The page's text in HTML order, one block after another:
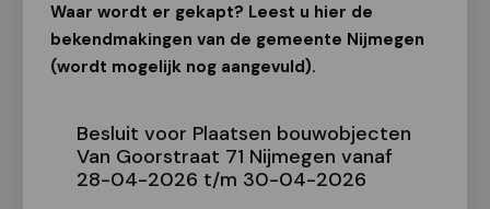
Waar wordt er gekapt? Leest u hier de
bekendmakingen van de gemeente Nijmegen
(wordt mogelijk nog aangevuld).
Besluit voor Plaatsen bouwobjecten
Van Goorstraat 71 Nijmegen vanaf
28-04-2026 t/m 30-04-2026